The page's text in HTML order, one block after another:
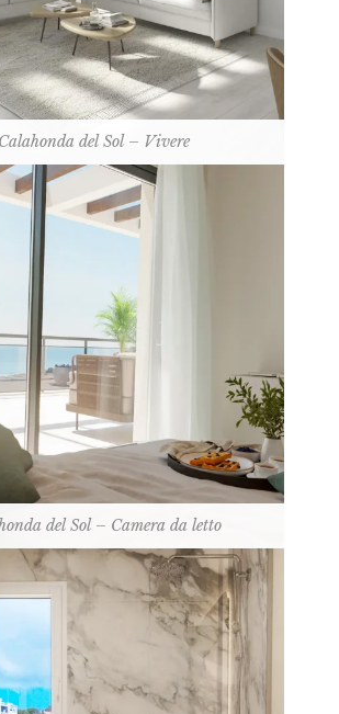
Calahonda del Sol – Vivere
del Sol – Camera da letto